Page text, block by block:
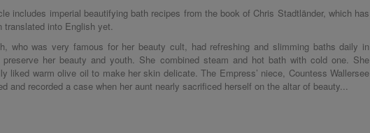
includes imperial beautifying bath recipes from the book of Chris Stadtländer, which has
translated into English yet.
who was very famous for her beauty cult, had refreshing and slimming baths daily in
preserve her beauty and youth. She combined steam and hot bath with cold one. She
liked warm olive oil to make her skin delicate. The Empress’ niece, Countess Wallersee
and recorded a case when her aunt nearly sacrificed herself on the altar of beauty...